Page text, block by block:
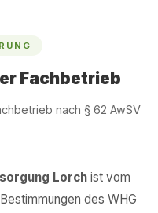
Fachbetrieb
nach § 62 AwSV
Lorch ist vom
des WHG